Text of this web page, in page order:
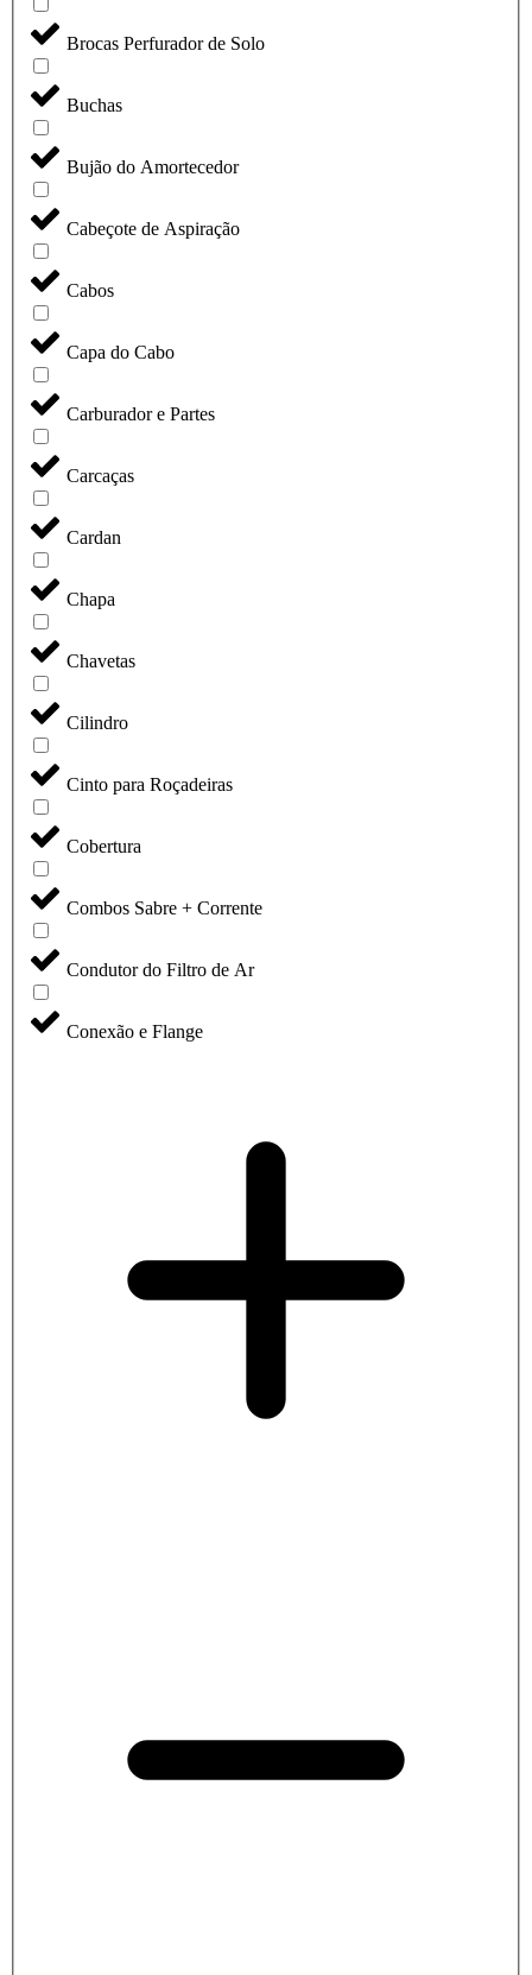
Brocas Perfurador de Solo
Buchas
Bujão do Amortecedor
Cabeçote de Aspiração
Cabos
Capa do Cabo
Carburador e Partes
Carcaças
Cardan
Chapa
Chavetas
Cilindro
Cinto para Roçadeiras
Cobertura
Combos Sabre + Corrente
Condutor do Filtro de Ar
Conexão e Flange